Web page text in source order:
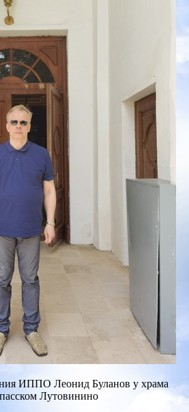
ИППО Леонид Буланов у храма
Лутовинино